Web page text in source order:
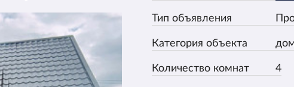
Тип объявления
Категория объекта
Количество комнат 4